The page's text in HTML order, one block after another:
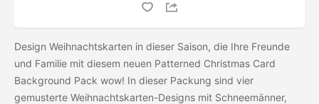
Design Weihnachtskarten in dieser Saison, die Ihre Freunde
und Familie mit diesem neuen Patterned Christmas Card
Background Pack wow! In dieser Packung sind vier
gemusterte Weihnachtskarten-Designs mit Schneemänner,